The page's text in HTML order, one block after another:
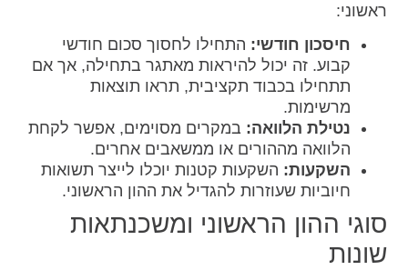
ראשוני:
חיסכון חודשי: התחילו לחסוך סכום חודשי
קבוע. זה יכול להיראות מאתגר בתחילה, אך אם
תתחילו בכבוד תקציבית, תראו תוצאות
מרשימות.
נטילת הלוואה: במקרים מסוימים, אפשר לקחת
הלוואה מההורים או ממשאבים אחרים.
השקעות: השקעות קטנות יוכלו לייצר תשואות
חיוביות שעוזרות להגדיל את ההון הראשוני.
סוגי ההון הראשוני ומשכנתאות
שונות